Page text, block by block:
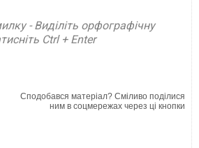
- Виділіть орфографічну
Ctrl + Enter
Сподобався матеріал? Сміливо поділися
ним в соцмережах через ці кнопки